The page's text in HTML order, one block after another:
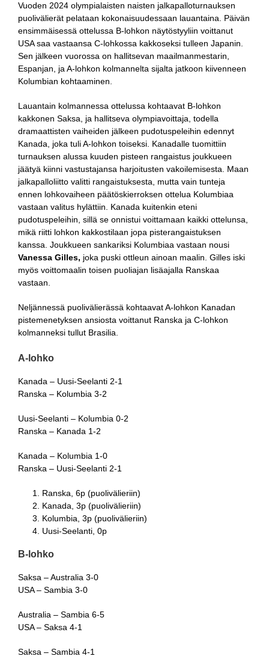
Vuoden 2024 olympialaisten naisten jalkapalloturnauksen
puolivälierät pelataan kokonaisuudessaan lauantaina. Päivän
ensimmäisessä ottelussa B-lohkon näytöstyyliin voittanut
USA saa vastaansa C-lohkossa kakkoseksi tulleen Japanin.
Sen jälkeen vuorossa on hallitsevan maailmanmestarin,
Espanjan, ja A-lohkon kolmannelta sijalta jatkoon kiivenneen
Kolumbian kohtaaminen.
Lauantain kolmannessa ottelussa kohtaavat B-lohkon
kakkonen Saksa, ja hallitseva olympiavoittaja, todella
dramaattisten vaiheiden jälkeen pudotuspeleihin edennyt
Kanada, joka tuli A-lohkon toiseksi. Kanadalle tuomittiin
turnauksen alussa kuuden pisteen rangaistus joukkueen
jäätyä kiinni vastustajansa harjoitusten vakoilemisesta. Maan
jalkapalloliitto valitti rangaistuksesta, mutta vain tunteja
ennen lohkovaiheen päätöskierroksen ottelua Kolumbiaa
vastaan valitus hylättiin. Kanada kuitenkin eteni
pudotuspeleihin, sillä se onnistui voittamaan kaikki ottelunsa,
mikä riitti lohkon kakkostilaan jopa pisterangaistuksen
kanssa. Joukkueen sankariksi Kolumbiaa vastaan nousi
Vanessa Gilles, joka puski ottleun ainoan maalin. Gilles iski
myös voittomaalin toisen puoliajan lisäajalla Ranskaa
vastaan.
Neljännessä puolivälierässä kohtaavat A-lohkon Kanadan
pistemenetyksen ansiosta voittanut Ranska ja C-lohkon
kolmanneksi tullut Brasilia.
A-lohko
Kanada – Uusi-Seelanti 2-1
Ranska – Kolumbia 3-2
Uusi-Seelanti – Kolumbia 0-2
Ranska – Kanada 1-2
Kanada – Kolumbia 1-0
Ranska – Uusi-Seelanti 2-1
Ranska, 6p (puolivälieriin)
Kanada, 3p (puolivälieriin)
Kolumbia, 3p (puolivälieriin)
Uusi-Seelanti, 0p
B-lohko
Saksa – Australia 3-0
USA – Sambia 3-0
Australia – Sambia 6-5
USA – Saksa 4-1
Saksa – Sambia 4-1